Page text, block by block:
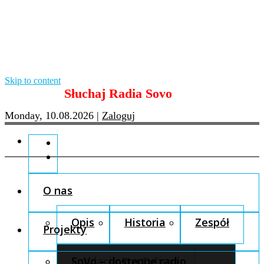
Skip to content
Słuchaj Radia Sovo
Monday, 10.08.2026 | Zaloguj
O nas
Opis Historia Zespół
Fundacja Pro Cultura
Projekty
SoVo – dostępne radio